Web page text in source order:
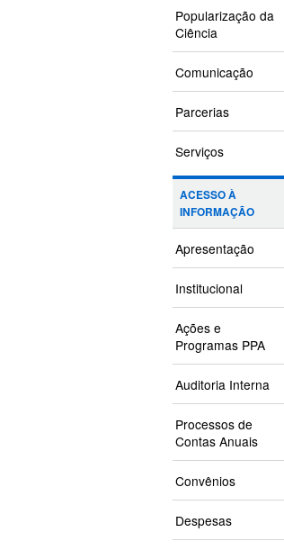
Popularização da
Ciência
Comunicação
Parcerias
Serviços
ACESSO À
INFORMAÇÃO
Apresentação
Institucional
Ações e
Programas PPA
Auditoria Interna
Processos de
Contas Anuais
Convênios
Despesas